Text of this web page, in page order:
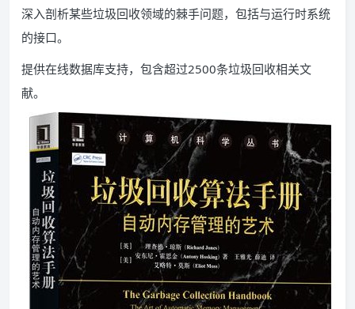
深入剖析某些垃圾回收领域的棘手问题，包括与运行时系统
的接口。
提供在线数据库支持，包含超过2500条垃圾回收相关文
献。